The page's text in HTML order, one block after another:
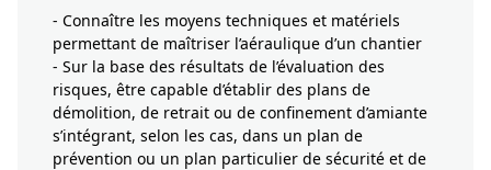
- Connaître les moyens techniques et matériels
permettant de maîtriser l’aéraulique d’un chantier
- Sur la base des résultats de l’évaluation des
risques, être capable d’établir des plans de
démolition, de retrait ou de confinement d’amiante
s’intégrant, selon les cas, dans un plan de
prévention ou un plan particulier de sécurité et de